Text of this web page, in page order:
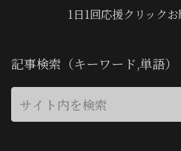
1日1回応援クリック
記事検索（キーワード,単語）